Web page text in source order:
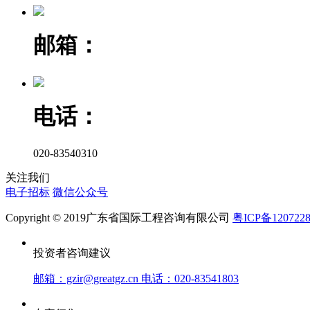
邮箱：
电话：
020-83540310
关注我们
电子招标 微信公众号
Copyright © 2019广东省国际工程咨询有限公司 粤ICP备
投资者咨询建议
邮箱：gzir@greatgz.cn 电话：020-83541803